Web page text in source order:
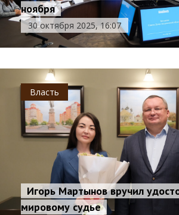
ноября
30 октября 2025, 16:07
Власть
Игорь Мартынов вручил
мировому судье